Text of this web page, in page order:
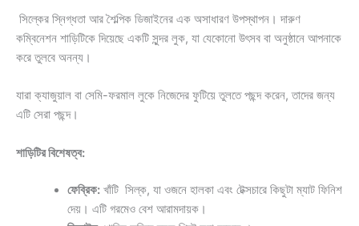
সিল্কের স্নিগ্ধতা আর শৈল্পিক ডিজাইনের এক অসাধারণ উপস্থাপন। দারুণ
কম্বিনেশন শাড়িটিকে দিয়েছে একটি সুন্দর লুক, যা যেকোনো উৎসব বা অনুষ্ঠানে আপনাকে
করে তুলবে অনন্য।
যারা ক্যাজুয়াল বা সেমি-ফরমাল লুকে নিজেদের ফুটিয়ে তুলতে পছন্দ করেন, তাদের জন্য
এটি সেরা পছন্দ।
শাড়িটির বিশেষত্ব:
ফেব্রিক:খাঁটি সিল্ক, যা ওজনে হালকা এবং টেক্সচারে কিছুটা ম্যাট ফিনিশ
দেয়। এটি গরমেও বেশ আরামদায়ক।